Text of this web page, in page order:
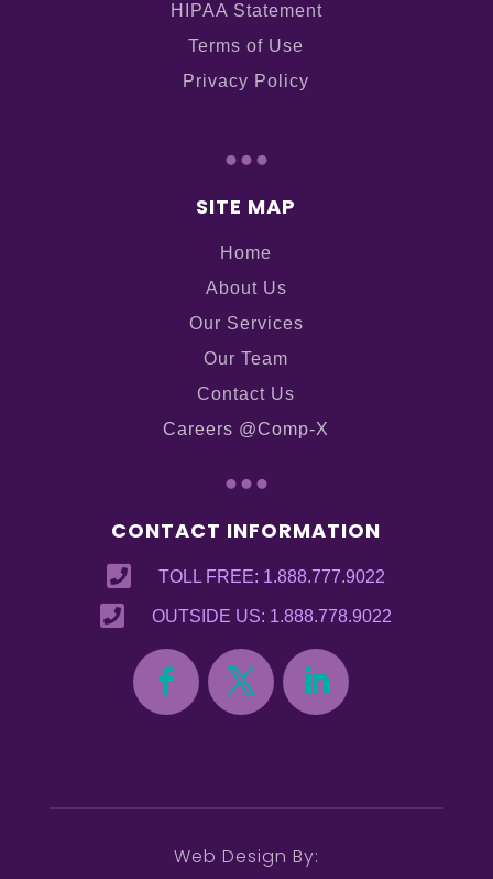
HIPAA Statement
Terms of Use
Privacy Policy
...
SITE MAP
Home
About Us
Our Services
Our Team
Contact Us
Careers @Comp-X
...
CONTACT INFORMATION

TOLL FREE: 1.888.777.9022
 OUTSIDE US: 1.888.778.9022
Web Design By: